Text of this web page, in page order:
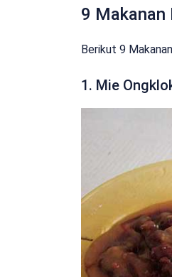
9 Makanan
Berikut 9
1. Mie